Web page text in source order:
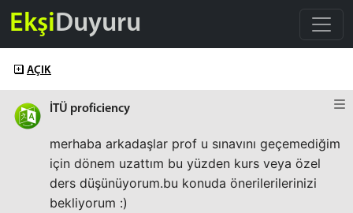
EkşiDuyuru
AÇIK
İTÜ proficiency
merhaba arkadaşlar prof u sınavını geçemediğim
için dönem uzattım bu yüzden kurs veya özel
ders düşünüyorum.bu konuda önerilerilerinizi
bekliyorum :)